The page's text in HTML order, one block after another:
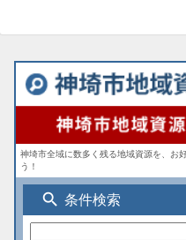
神埼市全域に数多く残る地域資源を、お
う！
search 条件検索